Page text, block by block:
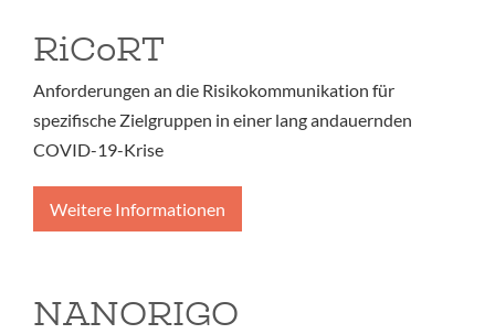
RiCoRT
Anforderungen an die Risikokommunikation für
spezifische Zielgruppen in einer lang andauernden
COVID-19-Krise
Weitere Informationen
NANORIGO